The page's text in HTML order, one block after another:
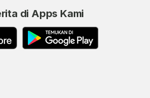
di Apps Kami